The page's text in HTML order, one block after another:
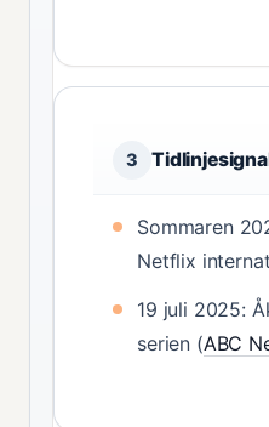
3
Sommaren
Netflix
19 juli 2025:
serien (ABC